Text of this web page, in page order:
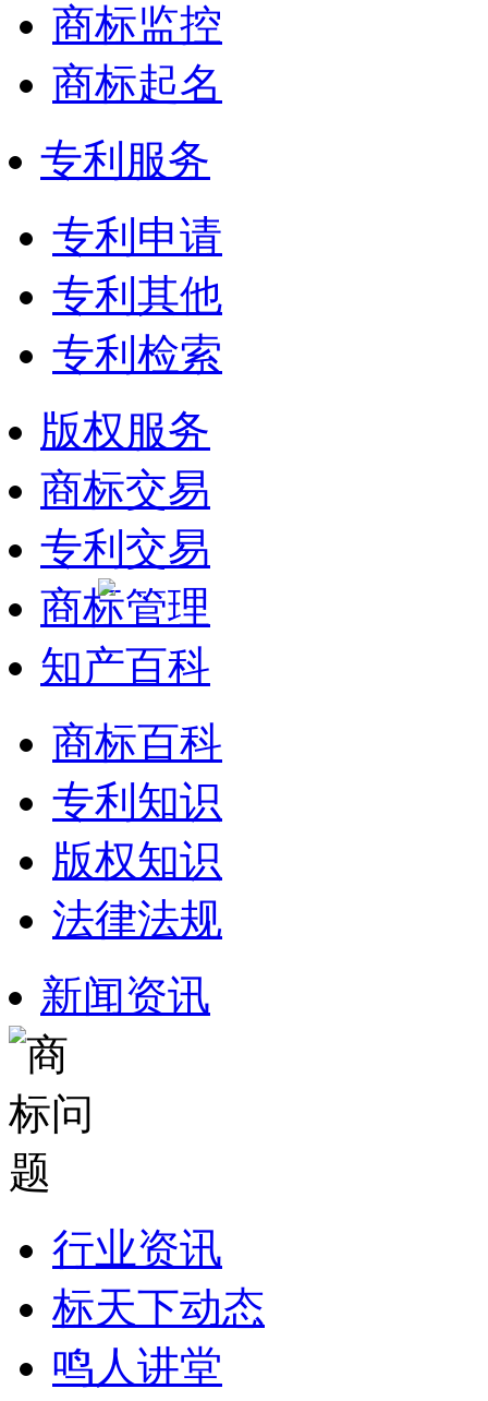
商标监控
商标起名
专利服务
专利申请
专利其他
专利检索
版权服务
商标交易
专利交易
商标管理
知产百科
商标百科
专利知识
版权知识
法律法规
新闻资讯
行业资讯
标天下动态
鸣人讲堂